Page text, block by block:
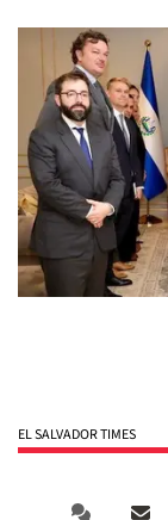
EL SALVADOR TIMES